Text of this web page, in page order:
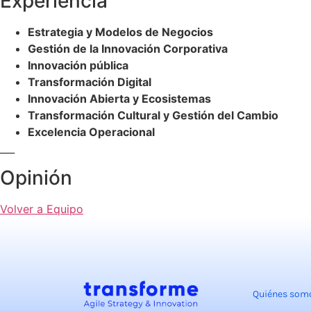
Estrategia y Modelos de Negocios
Gestión de la Innovación Corporativa
Innovación pública
Transformación Digital
Innovación Abierta y Ecosistemas
Transformación Cultural y Gestión del Cambio
Excelencia Operacional
Opinión
Volver a Equipo
Quiénes